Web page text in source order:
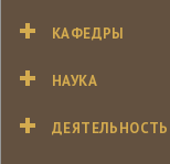
КАФЕДРЫ
НАУКА
ДЕЯТЕЛЬНОСТЬ